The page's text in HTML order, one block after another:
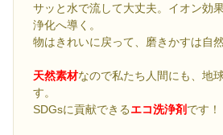
サッと水で流して大丈夫。イオン効
浄化へ導く。
物はきれいに戻って、磨きかすは自
天然素材なので私たち人間にも、地
す。
SDGsに貢献できるエコ洗浄剤です！